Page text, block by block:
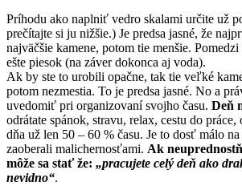
Príhodu ako naplniť vedro skalami určite už
prečítajte si ju nižšie.) Je predsa jasné, že
najväčšie kamene, potom tie menšie.
ešte piesok (na záver dokonca aj voda).
Ak by ste to urobili opačne, tak tie veľké
potom nezmestia. To je predsa jasné. No a
uvedomiť pri organizovaní svojho času. Deň
odrátate spánok, stravu, relax, cestu do práce,
dňa už len 50 – 60 % času. Je to dosť málo na
zaoberali malichernosťami. Ak
môže sa stať že: „pracujete celý deň ako
nevidno“.